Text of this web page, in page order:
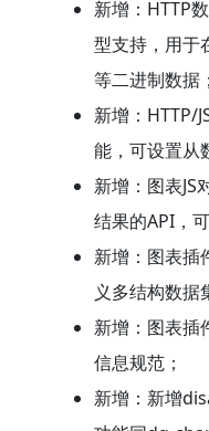
新增：HTTP
型支持，用于
等二进制数据；
新增：HTTP/
能，可设置从
新增：图表JS
结果的API，
新增：图表插
义多结构数据
新增：图表
信息规范；
新增：新增